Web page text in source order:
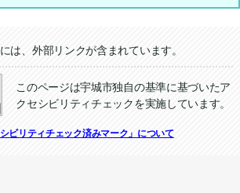
ク
は、外部リンクが含まれています。
リティチェック
このページは宇城市独自の基準に基づいたア
クセシビリティチェックを実施しています。
ビリティチェック済みマーク」について